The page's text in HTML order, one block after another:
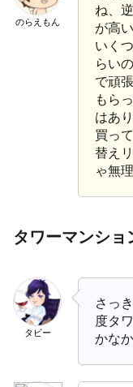
のらえもん
ね、
が高
いく
らい
で頑
もら
はあ
買っ
替え
ゃ無
タワーマンショ
タビー
さっ
度タ
かな